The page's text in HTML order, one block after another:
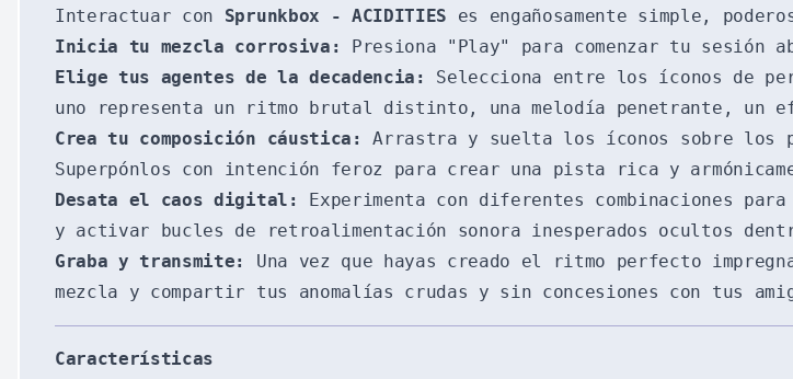
Interactuar con Sprunkbox - ACIDITIES es engañosamente simple,
Inicia tu mezcla corrosiva:
Presiona "Play" para comenzar tu sesión
Elige tus agentes de la decadencia:
Selecciona entre los íconos de
uno representa un ritmo brutal distinto, una melodía penetrante, un
Crea tu composición cáustica:
Arrastra y suelta los íconos sobre los
Superpónlos con intención feroz para crear una pista rica y
Desata el caos digital:
Experimenta con diferentes combinaciones
y activar bucles de retroalimentación sonora inesperados ocultos
Graba y transmite:
Una vez que hayas creado el ritmo perfecto
mezcla y compartir tus anomalías crudas y sin concesiones con tus
Características